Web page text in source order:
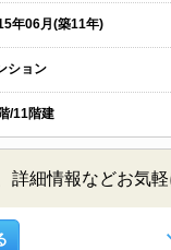
年06月(築11年)
ション
/11階建
細情報などお気軽